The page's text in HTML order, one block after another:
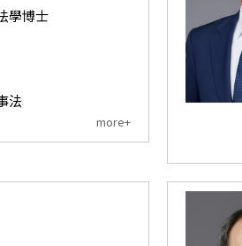
學博士
法
more+